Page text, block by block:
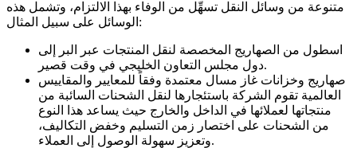
متنوعة من وسائل النقل تسهِّل من الوفاء بهذا الالتزام، وتشمل هذه
الوسائل على سبيل المثال:
اسطول من الصهاريج المخصصة لنقل المنتجات عبر البر إلى
دول مجلس التعاون الخليجي في وقت قصير.
صهاريج وخزانات غاز مسال معتمدة وفقاً للمعايير والمقاييس
العالمية تقوم الشركة باستئجارها لنقل الشحنات السائبة من
منتجاتها لعملائها في الداخل والخارج حيث يساعد هذا النوع
من الشحنات على اختصار زمن التسليم وخفض التكاليف،
وتعزيز سهولة الوصول إلى العملاء.